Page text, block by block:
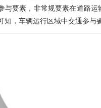
与要素，非常规要素在道路
知，车辆运行区域中交通参与